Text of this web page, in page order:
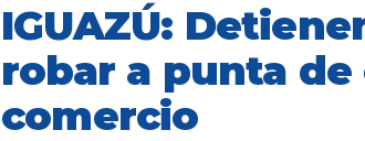
IGUAZÚ:
robar a punta
comercio